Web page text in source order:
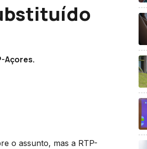
Açores.
o assunto, mas a RTP-